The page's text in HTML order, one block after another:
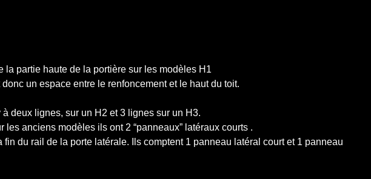
la partie haute de la portière sur les modèles H1
un espace entre le renfoncement et le haut du toit.
deux lignes, sur un H2 et 3 lignes sur un H3.
anciens modèles ils ont 2 “panneaux” latéraux courts .
du rail de la porte latérale. Ils comptent 1 panneau latéral court et 1 panneau